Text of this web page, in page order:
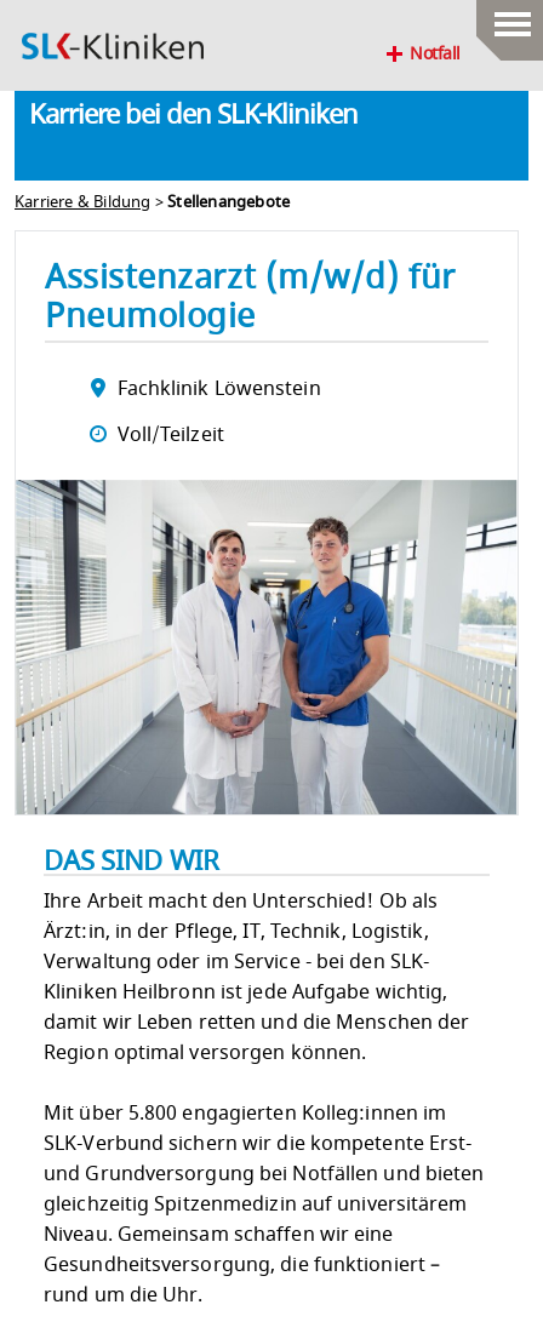
Notfall
Karriere bei den SLK-Kliniken
Karriere & Bildung >Stellenangebote
Assistenzarzt (m/w/d) für
Pneumologie
Fachklinik Löwenstein
Voll/Teilzeit
DAS SIND WIR
Ihre Arbeit macht den Unterschied! Ob als
Ärzt:in, in der Pflege, IT, Technik, Logistik,
Verwaltung oder im Service - bei den SLK-
Kliniken Heilbronn ist jede Aufgabe wichtig,
damit wir Leben retten und die Menschen der
Region optimal versorgen können.
Mit über 5.800 engagierten Kolleg:innen im
SLK-Verbund sichern wir die kompetente Erst-
und Grundversorgung bei Notfällen und bieten
gleichzeitig Spitzenmedizin auf universitärem
Niveau. Gemeinsam schaffen wir eine
Gesundheitsversorgung, die funktioniert –
rund um die Uhr.